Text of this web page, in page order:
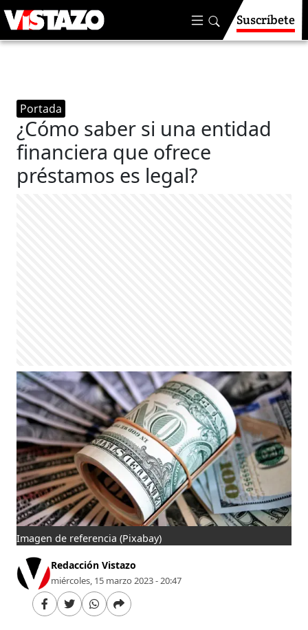
Suscríbete
Portada
¿Cómo saber si una entidad
financiera que ofrece
préstamos es legal?
Imagen de referencia (Pixabay)
Redacción Vistazo
miércoles, 15 marzo 2023 - 20:47